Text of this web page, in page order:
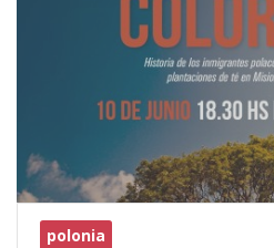
polonia